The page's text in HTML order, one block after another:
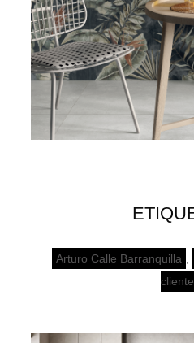
Arturo Calle Barranquilla